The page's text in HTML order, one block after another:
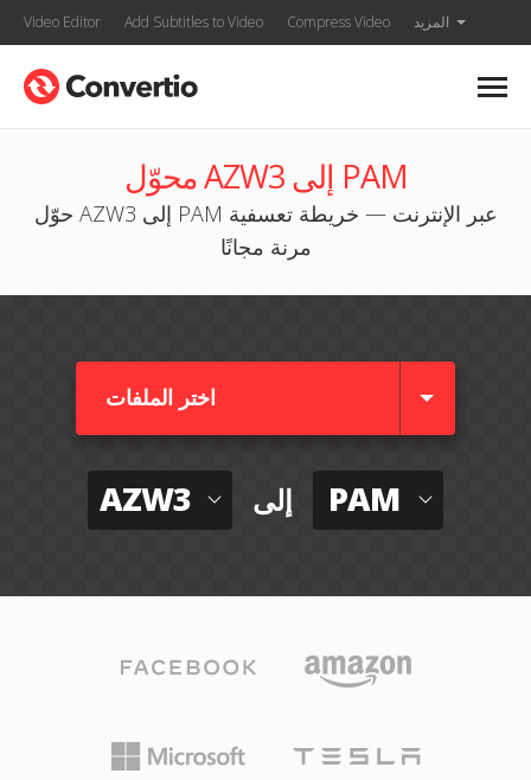
Video Editor Add Subtitles to Video Compress Video المزيد
محوّل AZW3 إلى PAM
حوّل AZW3 إلى PAM عبر الإنترنت — خريطة تعسفية
مرنة مجانًا
اختر الملفات
AZW3 إلى PAM